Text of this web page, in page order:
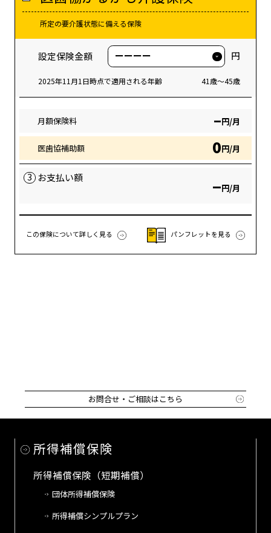
所定の要介護状態に備える保険
設定保険金額 円
2025年11月1日時点で適用される年齢 41歳～45歳
月額保険料 –円/月
医歯協補助額 0円/月
3 お支払い額 –円/月
この保険について詳しく見る パンフレットを見る
お問合せ・ご相談はこちら
所得補償保険
所得補償保険（短期補償）
団体所得補償保険
所得補償シンプルプラン